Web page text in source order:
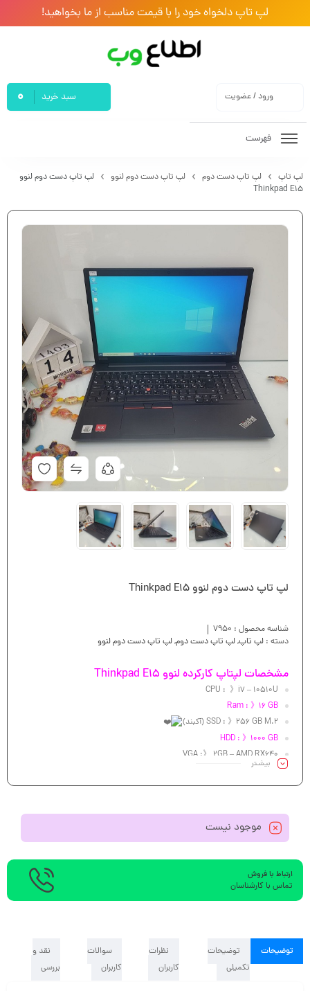
لپ تاپ دلخواه خود را با قیمت مناسب از ما بخواهید!
ورود / عضویت سبد خرید 0
فهرست
لپ تاپ لپ تاپ دست دوم لپ تاپ دست دوم لنوو
لپ تاپ دست دوم لنوو
Thinkpad E15
لپ تاپ دست دوم لنوو Thinkpad E15
شناسه محصول : 7950
دسته : لپ تاپ,لپ تاپ دست دوم,لپ تاپ دست دوم لنوو
مشخصات لپتاپ کارکرده لنوو Thinkpad E15
CPU : 》i7 – 10510U
Ram : 》16 GB
SSD : 》256 GB M.2 (آکبند)
HDD : 》1000 GB
VGA :》 2GB – AMD RX640
Led : 》15.6″FHD
بیشـتر
موجود نیست
ارتباط با فروش
تماس با کارشناسان
توضیحات
توضیحات
تکمیلی
نظرات
کاربران
سوالات
کاربران
نقد و
بررسی